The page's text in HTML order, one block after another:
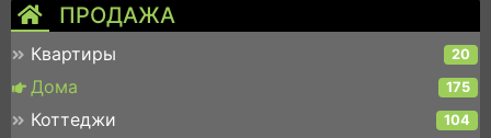
ПРОДАЖА
Квартиры 20
Дома 175
Коттеджи 104